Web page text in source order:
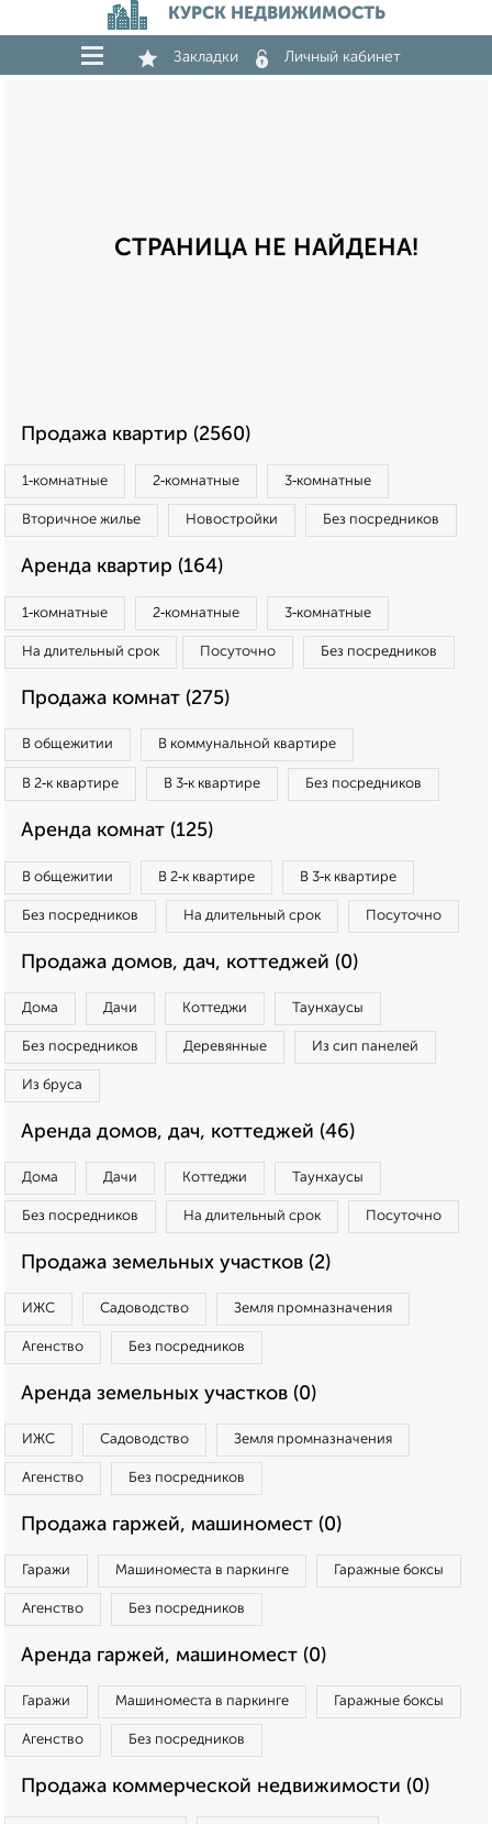
КУРСК НЕДВИЖИМОСТЬ
Закладки Личный кабинет
СТРАНИЦА НЕ НАЙДЕНА!
Продажа квартир (2560)
1‑комнатные 2‑комнатные 3‑комнатные
Вторичное жилье Новостройки Без посредников
Аренда квартир (164)
1‑комнатные 2‑комнатные 3‑комнатные
На длительный срок Посуточно Без посредников
Продажа комнат (275)
В общежитии В коммунальной квартире
В 2‑к квартире В 3‑к квартире Без посредников
Аренда комнат (125)
В общежитии В 2‑к квартире В 3‑к квартире
Без посредников На длительный срок Посуточно
Продажа домов, дач, коттеджей (0)
Дома Дачи Коттеджи Таунхаусы
Без посредников Деревянные Из сип панелей
Из бруса
Аренда домов, дач, коттеджей (46)
Дома Дачи Коттеджи Таунхаусы
Без посредников На длительный срок Посуточно
Продажа земельных участков (2)
ИЖС Садоводство Земля промназначения
Агенство Без посредников
Аренда земельных участков (0)
ИЖС Садоводство Земля промназначения
Агенство Без посредников
Продажа гаржей, машиномест (0)
Гаражи Машиноместа в паркинге Гаражные боксы
Агенство Без посредников
Аренда гаржей, машиномест (0)
Гаражи Машиноместа в паркинге Гаражные боксы
Агенство Без посредников
Продажа коммерческой недвижимости (0)